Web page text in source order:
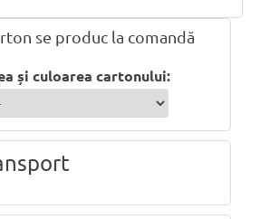
se produc la comandă
și culoarea cartonului: